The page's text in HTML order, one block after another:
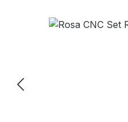
Bildergalerie überspringen